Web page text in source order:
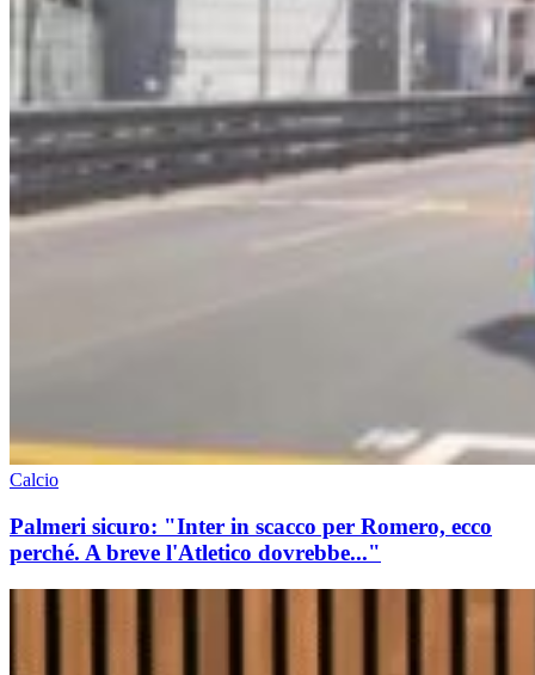
Calcio
Palmeri sicuro: "Inter in scacco per Romero, ecco
perché. A breve l'Atletico dovrebbe..."